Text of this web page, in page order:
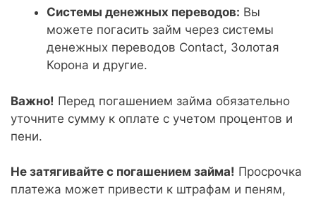
Системы денежных переводов: Вы
можете погасить займ через системы
денежных переводов Contact, Золотая
Корона и другие.
Важно! Перед погашением займа обязательно
уточните сумму к оплате с учетом процентов и
пени.
Не затягивайте с погашением займа! Просрочка
платежа может привести к штрафам и пеням,